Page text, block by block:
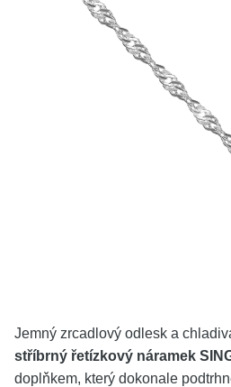
Jemný zrcadlový odlesk a
stříbrný řetízkový náramek
doplňkem, který dokonale